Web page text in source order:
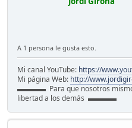
A 1 persona le gusta esto.
Mi canal YouTube: https://
Mi página Web: http://
▬▬▬▬ Para que nosotros
libertad a los demás ▬▬▬▬